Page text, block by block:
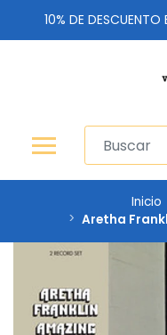
10% DE
Inicio
Aretha